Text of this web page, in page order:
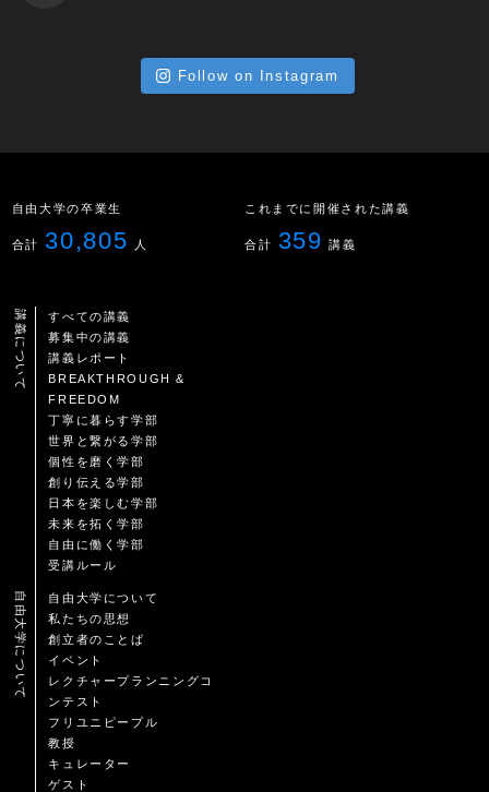
Follow on Instagram
自由大学の卒業生
合計 30,805 人
これまでに開催された講義
合計 359 講義
講義について
すべての講義
募集中の講義
講義レポート
BREAKTHROUGH &
FREEDOM
丁寧に暮らす学部
世界と繋がる学部
個性を磨く学部
創り伝える学部
日本を楽しむ学部
未来を拓く学部
自由に働く学部
受講ルール
自由大学について
自由大学について
私たちの思想
創立者のことば
イベント
レクチャープランニングコ
ンテスト
フリユニピープル
教授
キュレーター
ゲスト